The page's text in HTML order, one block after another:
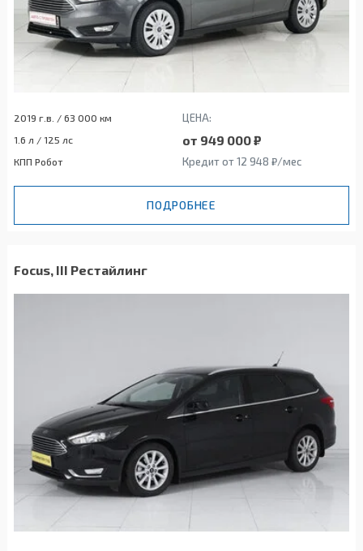
2019 г.в. / 63 000 км ЦЕНА:
1.6 л / 125 лс от 949 000 ₽
КПП Робот Кредит от 12 948 ₽/мес
ПОДРОБНЕЕ
Focus, III Рестайлинг